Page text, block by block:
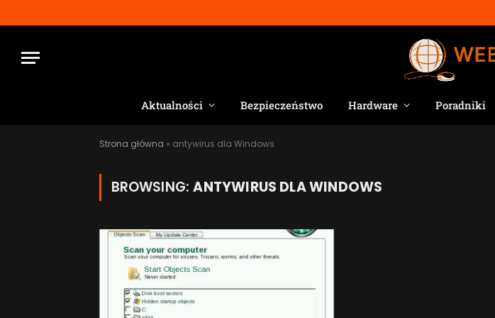
Aktualności Bezpieczeństwo Hardware Poradniki
Strona główna » antywirus dla Windows
BROWSING:ANTYWIRUS DLA WINDOWS